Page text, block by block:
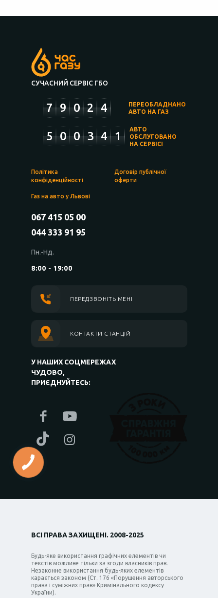
СУЧАСНИЙ СЕРВІС ГБО
7 9 0 2 4
ПЕРЕОБЛАДНАНО
АВТО НА ГАЗ
5 0 0 3 4 1
АВТО
ОБСЛУГОВАНО
НА СЕРВІСІ
Політика
конфіденційності
Договір публічної
оферти
Газ на авто у Львові
067 415 05 00
044 333 91 95
Пн.-Нд.
8:00 - 19:00
ПЕРЕДЗВОНІТЬ МЕНІ
КОНТАКТИ СТАНЦІЙ
У НАШИХ СОЦМЕРЕЖАХ
ЧУДОВО,
ПРИЄДНУЙТЕСЬ:
ВСІ ПРАВА ЗАХИЩЕНІ. 2008-2025
Будь-яке використання графічних елементів чи
текстів можливе тільки за згоди власників прав.
Незаконне використання будь-яких елементів
карається законом (Ст. 176 «Порушення авторського
права і суміжних прав» Кримінального кодексу
України).